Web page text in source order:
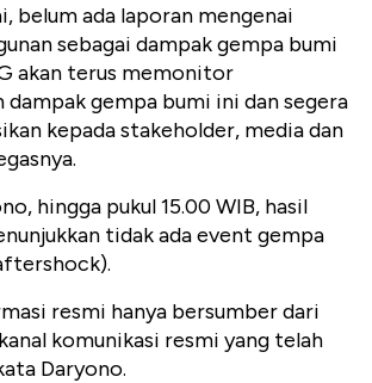
belum ada laporan mengenai
sebagai dampak gempa bumi
akan terus memonitor
dampak gempa bumi ini dan segera
kepada stakeholder, media dan
hingga pukul 15.00 WIB, hasil
tidak ada event gempa
resmi hanya bersumber dari
komunikasi resmi yang telah
Daryono.